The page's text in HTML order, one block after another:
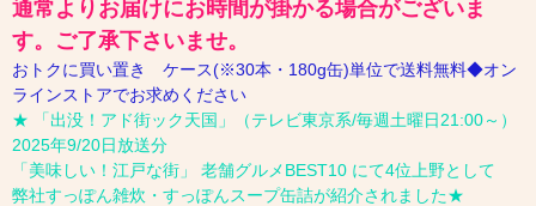
通常よりお届けにお時間が掛かる場合がございま
す。ご了承下さいませ。
おトクに買い置き ケース(※30本・180g缶)単位で送料無料◆オン
ラインストアでお求めください
★ 「出没！アド街ック天国」（テレビ東京系/毎週土曜日21:00～）
2025年9/20日放送分
「美味しい！江戸な街」 老舗グルメBEST10 にて4位上野として
弊社すっぽん雑炊・すっぽんスープ缶詰が紹介されました★